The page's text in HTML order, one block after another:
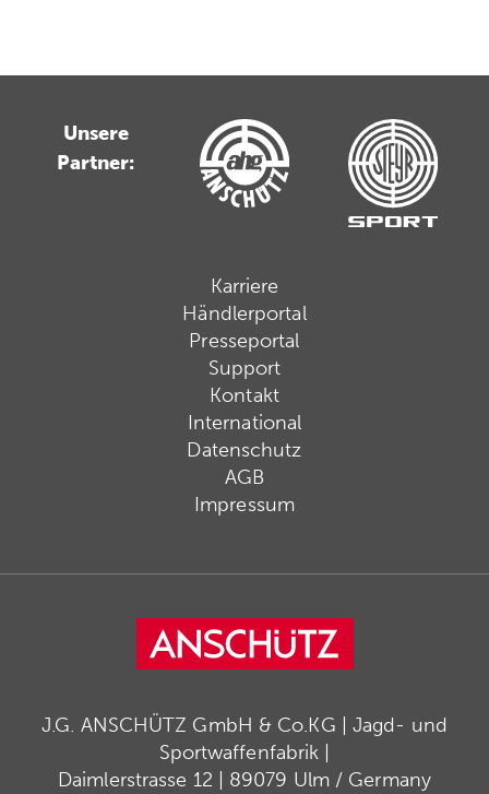
Unsere
Partner:
Karriere
Händlerportal
Presseportal
Support
Kontakt
International
Datenschutz
AGB
Impressum
J.G. ANSCHÜTZ GmbH & Co.KG | Jagd- und
Sportwaffenfabrik |
Daimlerstrasse 12 | 89079 Ulm / Germany